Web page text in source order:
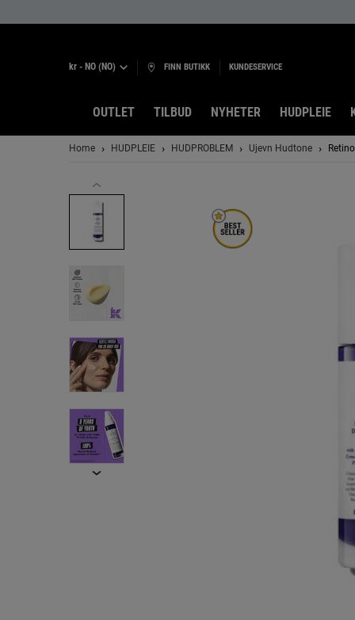
kr - NO (NO) FINN BUTIKK KUNDESERVICE
OUTLET TILBUD NYHETER HUDPLEIE
Home HUDPLEIE HUDPROBLEM Ujevn Hudtone